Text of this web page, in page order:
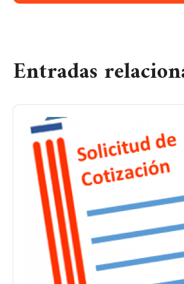
Entradas